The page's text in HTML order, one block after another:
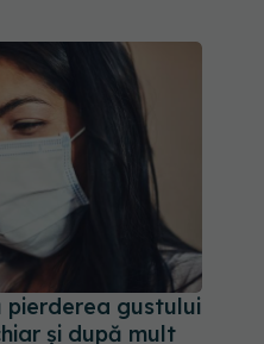
pierderea gustului
și după mult